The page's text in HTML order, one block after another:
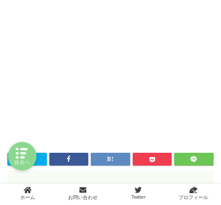
Amazonでお得に買う方法
ホーム お問い合わせ Twitter プロフィール
目次へ